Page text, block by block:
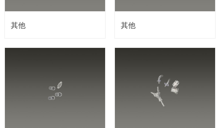
其他 其他